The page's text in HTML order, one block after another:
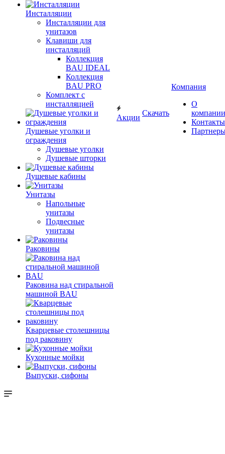
Инсталляции
Инсталляции для
унитазов
Клавиши для
инсталляций
Коллекция
BAU IDEAL
Коллекция
BAU PRO
Комплект с
инсталляцией
Душевые уголки и
ограждения
Душевые уголки
Душевые шторки
Душевые кабины
Унитазы
Напольные
унитазы
Подвесные
унитазы
Раковины
Раковина над стиральной
машиной BAU
Кварцевые столешницы
под раковину
Кухонные мойки
Выпуски, сифоны
Акции
Скачать
Компания
О
компании
Контакты